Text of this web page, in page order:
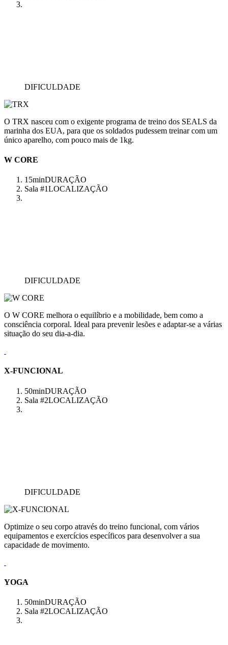
DIFICULDADE
O TRX nasceu com o exigente programa de treino dos SEALS da
marinha dos EUA, para que os soldados pudessem treinar com um
único aparelho, com pouco mais de 1kg.
W CORE
15minDURAÇÃO
Sala #1LOCALIZAÇÃO
DIFICULDADE
O W CORE melhora o equilíbrio e a mobilidade, bem como a
consciência corporal. Ideal para prevenir lesões e adaptar-se a várias
situação do seu dia-a-dia.
X-FUNCIONAL
50minDURAÇÃO
Sala #2LOCALIZAÇÃO
DIFICULDADE
Optimize o seu corpo através do treino funcional, com vários
equipamentos e exercícios específicos para desenvolver a sua
capacidade de movimento.
YOGA
50minDURAÇÃO
Sala #2LOCALIZAÇÃO